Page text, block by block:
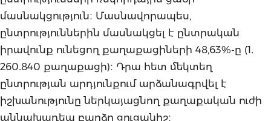
մասնակցություն։ Մասնավորապես,
ընտրություններին մասնակցել է ընտրական
իրավունք ունեցող քաղաքացիների 48,63%-ը (1․
260․840 քաղաքացի)։ Դրա հետ մեկտեղ
ընտրության արդյունքում արձանագրվել է
իշխանությունը ներկայացնող քաղաքական ուժի
աննախադեպ բարձր ցուցանիշ։